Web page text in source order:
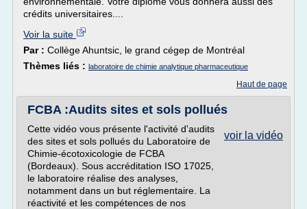
crédits universitaires....
Voir la suite
Par : Collège Ahuntsic, le grand cégep de Montréal
Thèmes liés : laboratoire de chimie analytique pharmaceutique
Haut de page
FCBA :Audits sites et sols pollués
voir la vidéo
Cette vidéo vous présente l'activité d'audits
des sites et sols pollués du Laboratoire de
Chimie-écotoxicologie de FCBA
(Bordeaux). Sous accréditation ISO 17025,
le laboratoire réalise des analyses,
notamment dans un but réglementaire. La
réactivité et les compétences de nos